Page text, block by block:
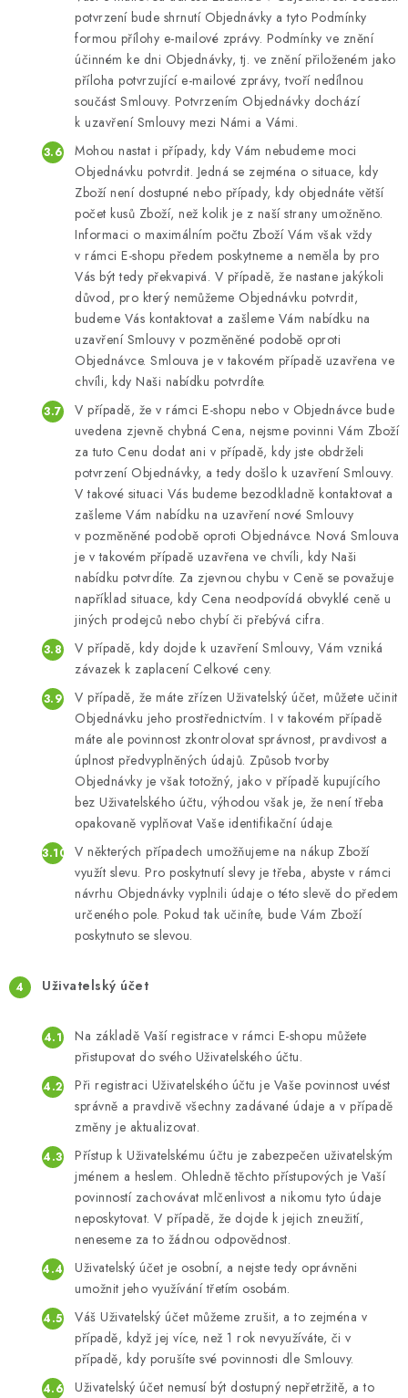
potvrzení bude shrnutí Objednávky a tyto Podmínky
formou přílohy e-mailové zprávy. Podmínky ve znění
účinném ke dni Objednávky, tj. ve znění přiloženém jako
příloha potvrzující e-mailové zprávy, tvoří nedílnou
součást Smlouvy. Potvrzením Objednávky dochází
k uzavření Smlouvy mezi Námi a Vámi.
Mohou nastat i případy, kdy Vám nebudeme moci
Objednávku potvrdit. Jedná se zejména o situace, kdy
Zboží není dostupné nebo případy, kdy objednáte větší
počet kusů Zboží, než kolik je z naší strany umožněno.
Informaci o maximálním počtu Zboží Vám však vždy
v rámci E-shopu předem poskytneme a neměla by pro
Vás být tedy překvapivá. V případě, že nastane jakýkoli
důvod, pro který nemůžeme Objednávku potvrdit,
budeme Vás kontaktovat a zašleme Vám nabídku na
uzavření Smlouvy v pozměněné podobě oproti
Objednávce. Smlouva je v takovém případě uzavřena ve
chvíli, kdy Naši nabídku potvrdíte.
V případě, že v rámci E-shopu nebo v Objednávce bude
uvedena zjevně chybná Cena, nejsme povinni Vám Zboží
za tuto Cenu dodat ani v případě, kdy jste obdrželi
potvrzení Objednávky, a tedy došlo k uzavření Smlouvy.
V takové situaci Vás budeme bezodkladně kontaktovat a
zašleme Vám nabídku na uzavření nové Smlouvy
v pozměněné podobě oproti Objednávce. Nová Smlouva
je v takovém případě uzavřena ve chvíli, kdy Naši
nabídku potvrdíte. Za zjevnou chybu v Ceně se považuje
například situace, kdy Cena neodpovídá obvyklé ceně u
jiných prodejců nebo chybí či přebývá cifra.
V případě, kdy dojde k uzavření Smlouvy, Vám vzniká
závazek k zaplacení Celkové ceny.
V případě, že máte zřízen Uživatelský účet, můžete učinit
Objednávku jeho prostřednictvím. I v takovém případě
máte ale povinnost zkontrolovat správnost, pravdivost a
úplnost předvyplněných údajů. Způsob tvorby
Objednávky je však totožný, jako v případě kupujícího
bez Uživatelského účtu, výhodou však je, že není třeba
opakovaně vyplňovat Vaše identifikační údaje.
V některých případech umožňujeme na nákup Zboží
využít slevu. Pro poskytnutí slevy je třeba, abyste v rámci
návrhu Objednávky vyplnili údaje o této slevě do předem
určeného pole. Pokud tak učiníte, bude Vám Zboží
poskytnuto se slevou.
Uživatelský účet
Na základě Vaší registrace v rámci E-shopu můžete
přistupovat do svého Uživatelského účtu.
Při registraci Uživatelského účtu je Vaše povinnost uvést
správně a pravdivě všechny zadávané údaje a v případě
změny je aktualizovat.
Přístup k Uživatelskému účtu je zabezpečen uživatelským
jménem a heslem. Ohledně těchto přístupových je Vaší
povinností zachovávat mlčenlivost a nikomu tyto údaje
neposkytovat. V případě, že dojde k jejich zneužití,
neneseme za to žádnou odpovědnost.
Uživatelský účet je osobní, a nejste tedy oprávněni
umožnit jeho využívání třetím osobám.
Váš Uživatelský účet můžeme zrušit, a to zejména v
případě, když jej více, než 1 rok nevyužíváte, či v
případě, kdy porušíte své povinnosti dle Smlouvy.
Uživatelský účet nemusí být dostupný nepřetržitě, a to